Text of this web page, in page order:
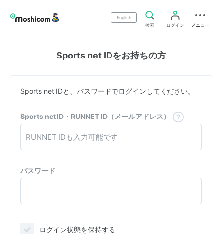
English
検索
ログイン メニュー
Sports net IDをお持ちの方
Sports net IDと、パスワードでログインしてください。
Sports net ID・RUNNET ID（メールアドレス）
パスワード
ログイン状態を保持する